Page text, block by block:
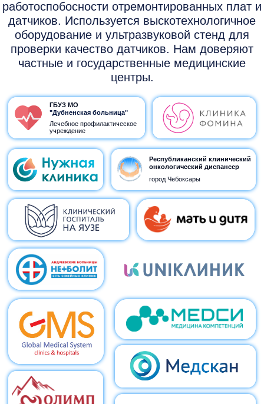
ГБУЗ МО
"Дубненская больница"
Лечебное профилактическое
учреждение
Республиканский клинический
онкологический диспансер
город Чебоксары
Центр семейной медицины